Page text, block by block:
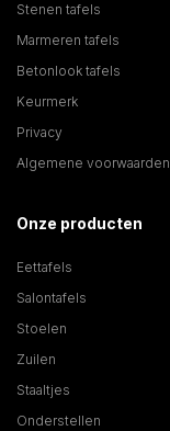
Stenen tafels
Marmeren tafels
Betonlook tafels
Keurmerk
Privacy
Algemene voorwaarden
Onze producten
Eettafels
Salontafels
Stoelen
Zuilen
Staaltjes
Onderstellen